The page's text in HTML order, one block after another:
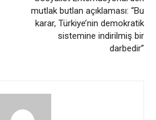
mutlak butlan açıklaması: “Bu
karar, Türkiye’nin demokratik
sistemine indirilmiş bir
darbedir”